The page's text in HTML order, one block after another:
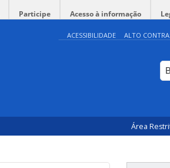
Participe Acesso à informação
ACESSIBILIDADE ALTO
Área